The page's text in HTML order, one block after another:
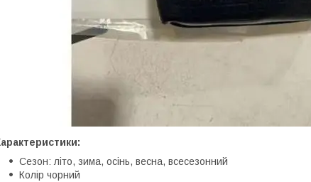
Сезон: літо, зима, осінь, весна, всесезонний
Колір чорний